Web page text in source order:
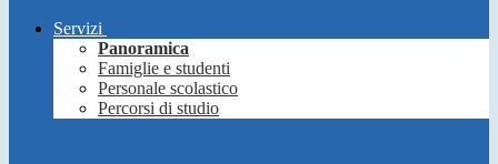
Servizi
Panoramica
Famiglie e studenti
Personale scolastico
Percorsi di studio